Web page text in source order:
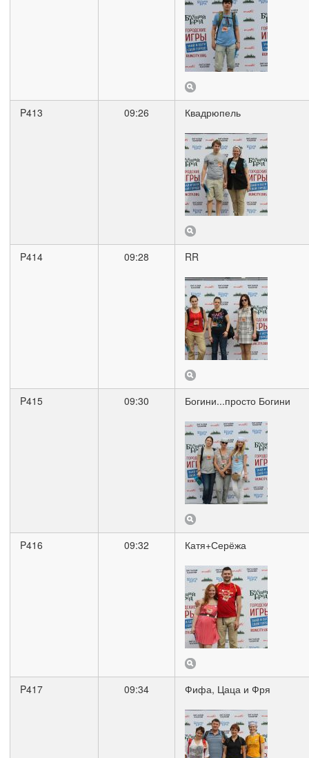
P413 09:26 Квадрюпель
P414 09:28 RR
P415 09:30 Богини...просто Богини
P416 09:32 Катя+Серёжа
P417 09:34 Фифа, Цаца и Фря